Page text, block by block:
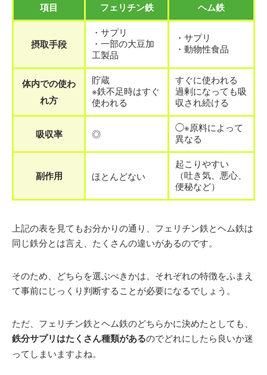
項目 フェリチン鉄 ヘム鉄
摂取手段
・サプリ
・一部の大豆加
工製品
・サプリ
・動物性食品
体内での使わ
れ方
貯蔵
※鉄不足時はすぐ
使われる
すぐに使われる
過剰になっても吸
収され続ける
吸収率 ◎
◯※原料によって
異なる
副作用 ほとんどない
起こりやすい
（吐き気、悪心、
便秘など）
上記の表を見てもお分かりの通り、フェリチン鉄とヘム鉄は
同じ鉄分とは言え、たくさんの違いがあるのです。
そのため、どちらを選ぶべきかは、それぞれの特徴をふまえ
て事前にじっくり判断することが必要になるでしょう。
ただ、フェリチン鉄とヘム鉄のどちらかに決めたとしても、
鉄分サプリはたくさん種類があるのでどれにしたら良いか迷
ってしまいますよね。